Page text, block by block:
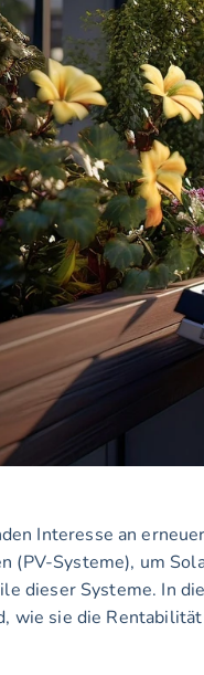
Interesse an
(PV-Systeme), um
dieser Systeme. In
wie sie die